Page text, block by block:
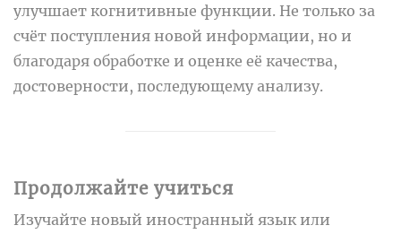
улучшает когнитивные функции. Не только за
счёт поступления новой информации, но и
благодаря обработке и оценке её качества,
достоверности, последующему анализу.
Продолжайте учиться
Изучайте новый иностранный язык или